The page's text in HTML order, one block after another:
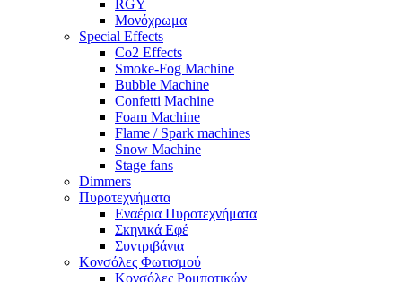
RGY
Μονόχρωμα
Special Effects
Co2 Effects
Smoke-Fog Machine
Bubble Machine
Confetti Machine
Foam Machine
Flame / Spark machines
Snow Machine
Stage fans
Dimmers
Πυροτεχνήματα
Εναέρια Πυροτεχνήματα
Σκηνικά Εφέ
Συντριβάνια
Κονσόλες Φωτισμού
Κονσόλες Ρομποτικών